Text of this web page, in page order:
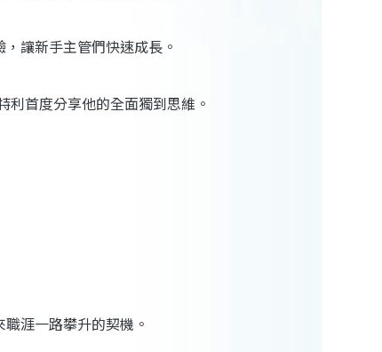
讓新手主管們快速成長。
首度分享他的全面獨到思維。
涯一路攀升的契機。